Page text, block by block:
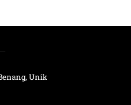
Unik